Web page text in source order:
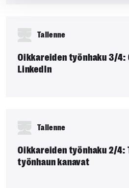
Tallenne
Oikkareiden työnhaku 3/4:
LinkedIn
Tallenne
Oikkareiden työnhaku 2/4:
työnhaun kanavat